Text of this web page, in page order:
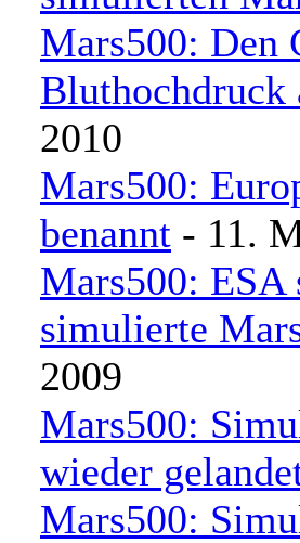
Mars500: Den
Bluthochdruck
2010
Mars500:
benannt - 11.
Mars500:
simulierte
2009
Mars500:
wieder
Mars500: